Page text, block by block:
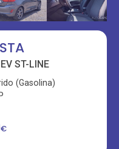
ST-LINE
(Gasolina)
€